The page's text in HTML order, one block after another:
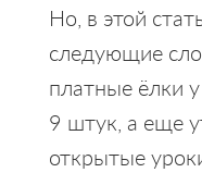
Но, в этой
следующие
платные ёлки у
9 штук, а еще
открытые